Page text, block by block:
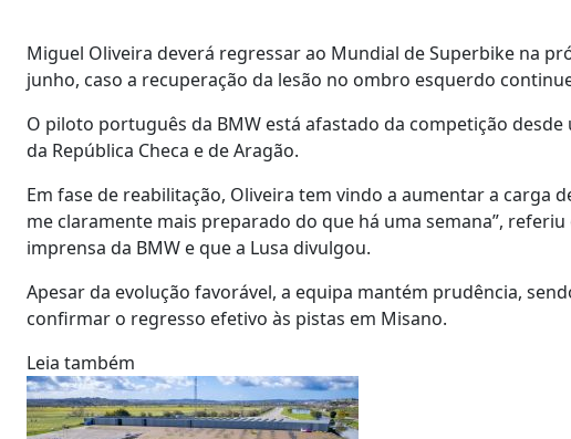
Miguel Oliveira deverá regressar ao Mundial de Superbike na
junho, caso a recuperação da lesão no ombro esquerdo
O piloto português da BMW está afastado da competição
da República Checa e de Aragão.
Em fase de reabilitação, Oliveira tem vindo a aumentar a carga
me claramente mais preparado do que há uma semana”,
imprensa da BMW e que a Lusa divulgou.
Apesar da evolução favorável, a equipa mantém prudência,
confirmar o regresso efetivo às pistas em Misano.
Leia também